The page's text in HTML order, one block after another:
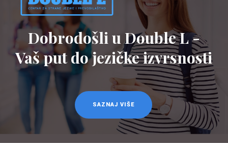
NASLOVNA
O NAMA
NAŠE USLUGE
ŠKOLA STRANIH
JEZIKA
PREVODILAČKI BIRO
KURSEVI
NOVOSTI
KONTAKT
Dobrodošli u Double L -
Vaš put do jezičke izvrsnosti
SAZNAJ VIŠE
Prevodilačke usluge
na 35 jezika
SAZNAJ VIŠE